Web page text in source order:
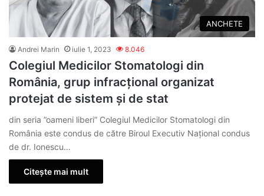
ANCHETE
Andrei Marin iulie 1, 2023 8.046
Colegiul Medicilor Stomatologi din
România, grup infracțional organizat
protejat de sistem și de stat
din seria ”oameni liberi” Colegiul Medicilor Stomatologi din
România este condus de către Biroul Executiv Național condus
de dr. Ionescu…
Citește mai mult